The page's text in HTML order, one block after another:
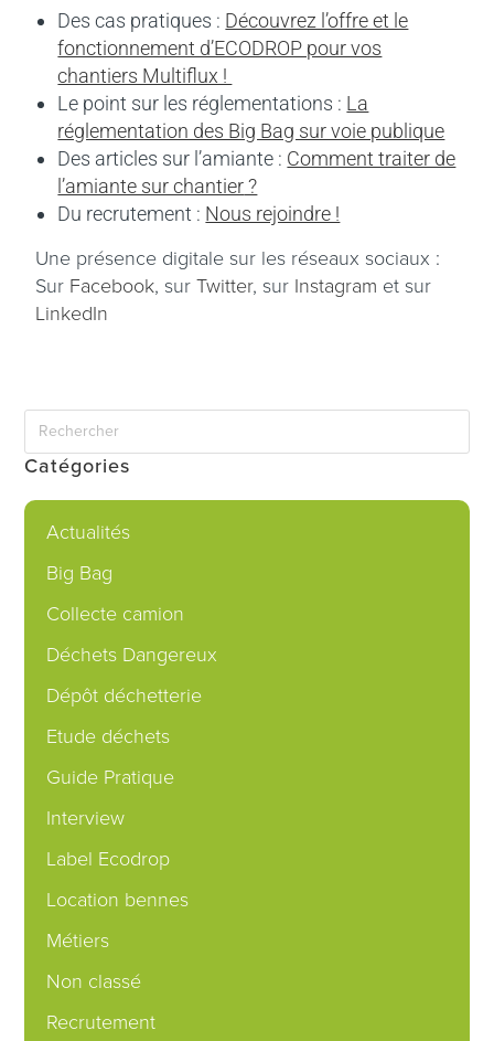
Des cas pratiques : Découvrez l’offre et le
fonctionnement d’ECODROP pour vos
chantiers Multiflux !
Le point sur les réglementations : La
réglementation des Big Bag sur voie publique
Des articles sur l’amiante : Comment traiter de
l’amiante sur chantier?
Du recrutement : Nous rejoindre !
Une présence digitale sur les réseaux sociaux :
Sur Facebook, surTwitter, sur Instagram et sur
LinkedIn
Catégories
Actualités
Big Bag
Collecte camion
Déchets Dangereux
Dépôt déchetterie
Etude déchets
Guide Pratique
Interview
Label Ecodrop
Location bennes
Métiers
Non classé
Recrutement